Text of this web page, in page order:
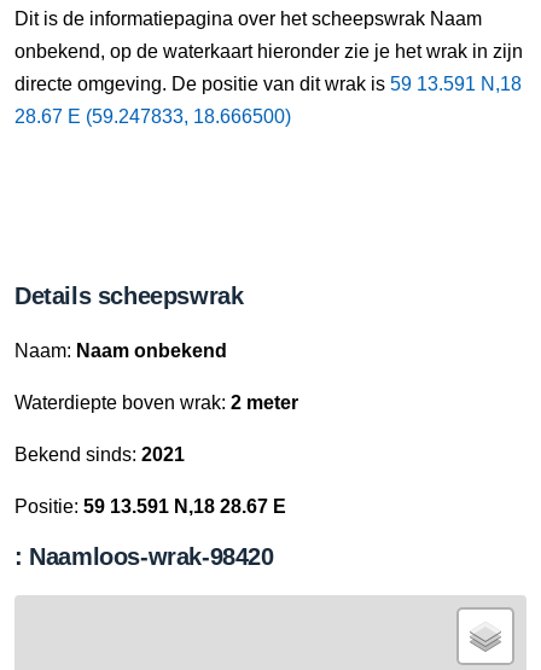
Dit is de informatiepagina over het scheepswrak Naam
onbekend, op de waterkaart hieronder zie je het wrak in zijn
directe omgeving. De positie van dit wrak is 59 13.591 N,18
28.67 E (59.247833, 18.666500)
Details scheepswrak
Naam: Naam onbekend
Waterdiepte boven wrak: 2 meter
Bekend sinds: 2021
Positie: 59 13.591 N,18 28.67 E
: Naamloos-wrak-98420